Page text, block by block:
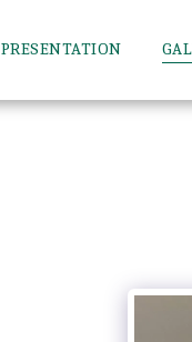
PRESENTATION